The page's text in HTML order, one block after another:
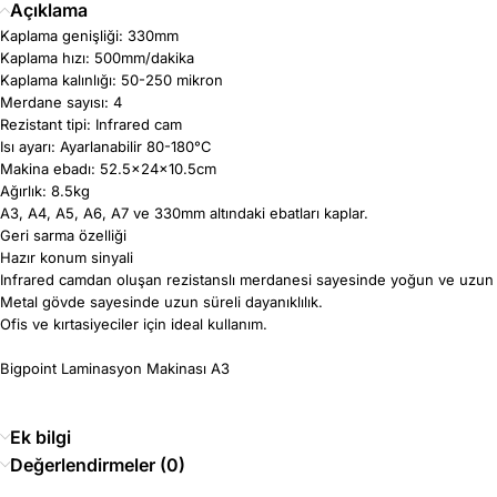
Açıklama
Kaplama genişliği: 330mm
Kaplama hızı: 500mm/dakika
Kaplama kalınlığı: 50-250 mikron
Merdane sayısı: 4
Rezistant tipi: Infrared cam
Isı ayarı: Ayarlanabilir 80-180°C
Makina ebadı: 52.5x24x10.5cm
Ağırlık: 8.5kg
A3, A4, A5, A6, A7 ve 330mm altındaki ebatları kaplar.
Geri sarma özelliği
Hazır konum sinyali
Infrared camdan oluşan rezistanslı merdanesi sayesinde yoğun ve uzun
Metal gövde sayesinde uzun süreli dayanıklılık.
Ofis ve kırtasiyeciler için ideal kullanım.
Bigpoint Laminasyon Makinası A3
Ek bilgi
Değerlendirmeler (0)